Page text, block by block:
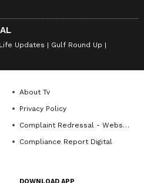
Updates
Gulf Round Up
About Tv
Privacy Policy
Complaint Redressal - Website
Compliance Report Digital
DOWNLOAD APP